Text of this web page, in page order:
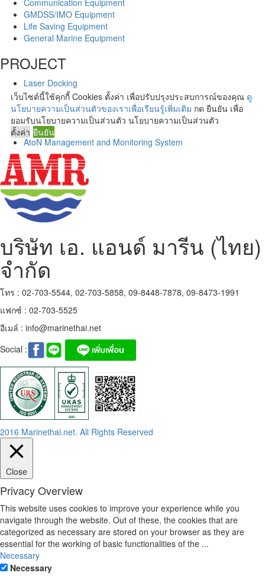
GMDSS/IMO Equipment
Life Saving Equipment
General Marine Equipment
PROJECT
Laser Docking
Day/Night Surveillance Camera
Simulator & Training
Vessel Traffic Management System (VTMS)
Port Management Service (Thai Only)
AtoN Management and Monitoring System
บริษัท เอ. แอนด์ มารีน (ไทย)
จำกัด
โทร : 02-703-5544, 02-703-5858, 09-8448-7878, 09-8473-1991
แฟกซ์ : 02-703-5525
อีเมล์ : info@marinethai.net
Social :
2016 Marinethai.net. All Rights Reserved
เว็บไซต์นี้ใช้คุกกี้ Cookies ตั้งค่า เพื่อปรับปรุงประสบการณ์ของคุณ ดู
นโยบายความเป็นส่วนตัวของเราเพื่อเรียนรู้เพิ่มเติม กด ยืนยัน เพื่อ
ยอมรับนโยบายความเป็นส่วนตัว นโยบายความเป็นส่วนตัว
ตั้งค่า ยืนยัน
Close
Privacy Overview
This website uses cookies to improve your experience while you
navigate through the website. Out of these, the cookies that are
categorized as necessary are stored on your browser as they are
essential for the working of basic functionalities of the ...
Necessary
Necessary